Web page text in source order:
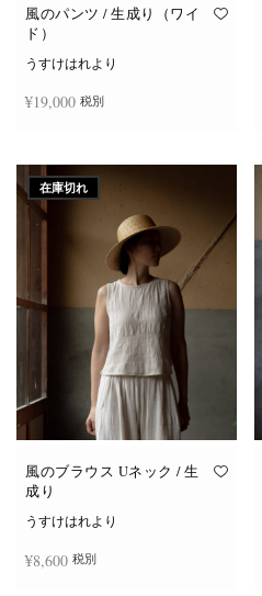
オ
ジ
選
択
で
き
ま
す
風のパンツ / 生成り（ワイ
ド）
うすけはれより
¥19,000 税別
在庫切れ
風のブラウス Uネック / 生
成り
うすけはれより
¥8,600 税別